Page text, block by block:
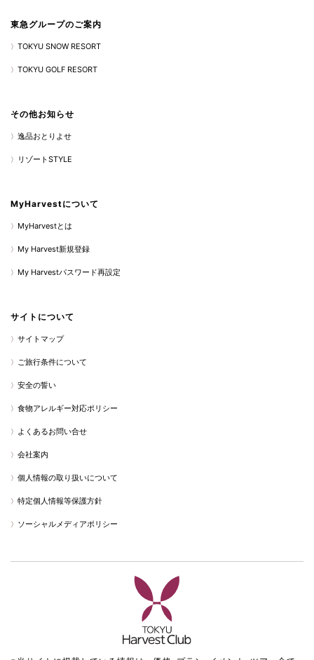
東急グループのご案内
TOKYU SNOW RESORT
TOKYU GOLF RESORT
その他お知らせ
逸品おとりよせ
リゾートSTYLE
MyHarvestについて
MyHarvestとは
My Harvest新規登録
My Harvestパスワード再設定
サイトについて
サイトマップ
ご旅行条件について
安全の誓い
食物アレルギー対応ポリシー
よくあるお問い合せ
会社案内
個人情報の取り扱いについて
特定個人情報等保護方針
ソーシャルメディアポリシー